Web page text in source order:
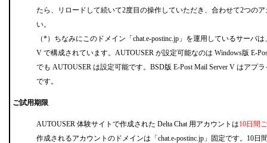
たら、リロードして続いて2度目の操作していただき、合わせて2つの
い。
（*）ちなみにこのドメイン「chat.e-postinc.jp」を運用しているサーバは
V で構成されています。AUTOUSER が設定可能なのは Windows版 E-
でも AUTOUSER は設定可能です。BSD版 E-Post Mail Server V はアプ
です。
ご試用期限
AUTOUSER 体験サイトで作成された Delta Chat 用アカウントは10日間
作成されるアカウントのドメインは「chat.e-postinc.jp」固定です。10日